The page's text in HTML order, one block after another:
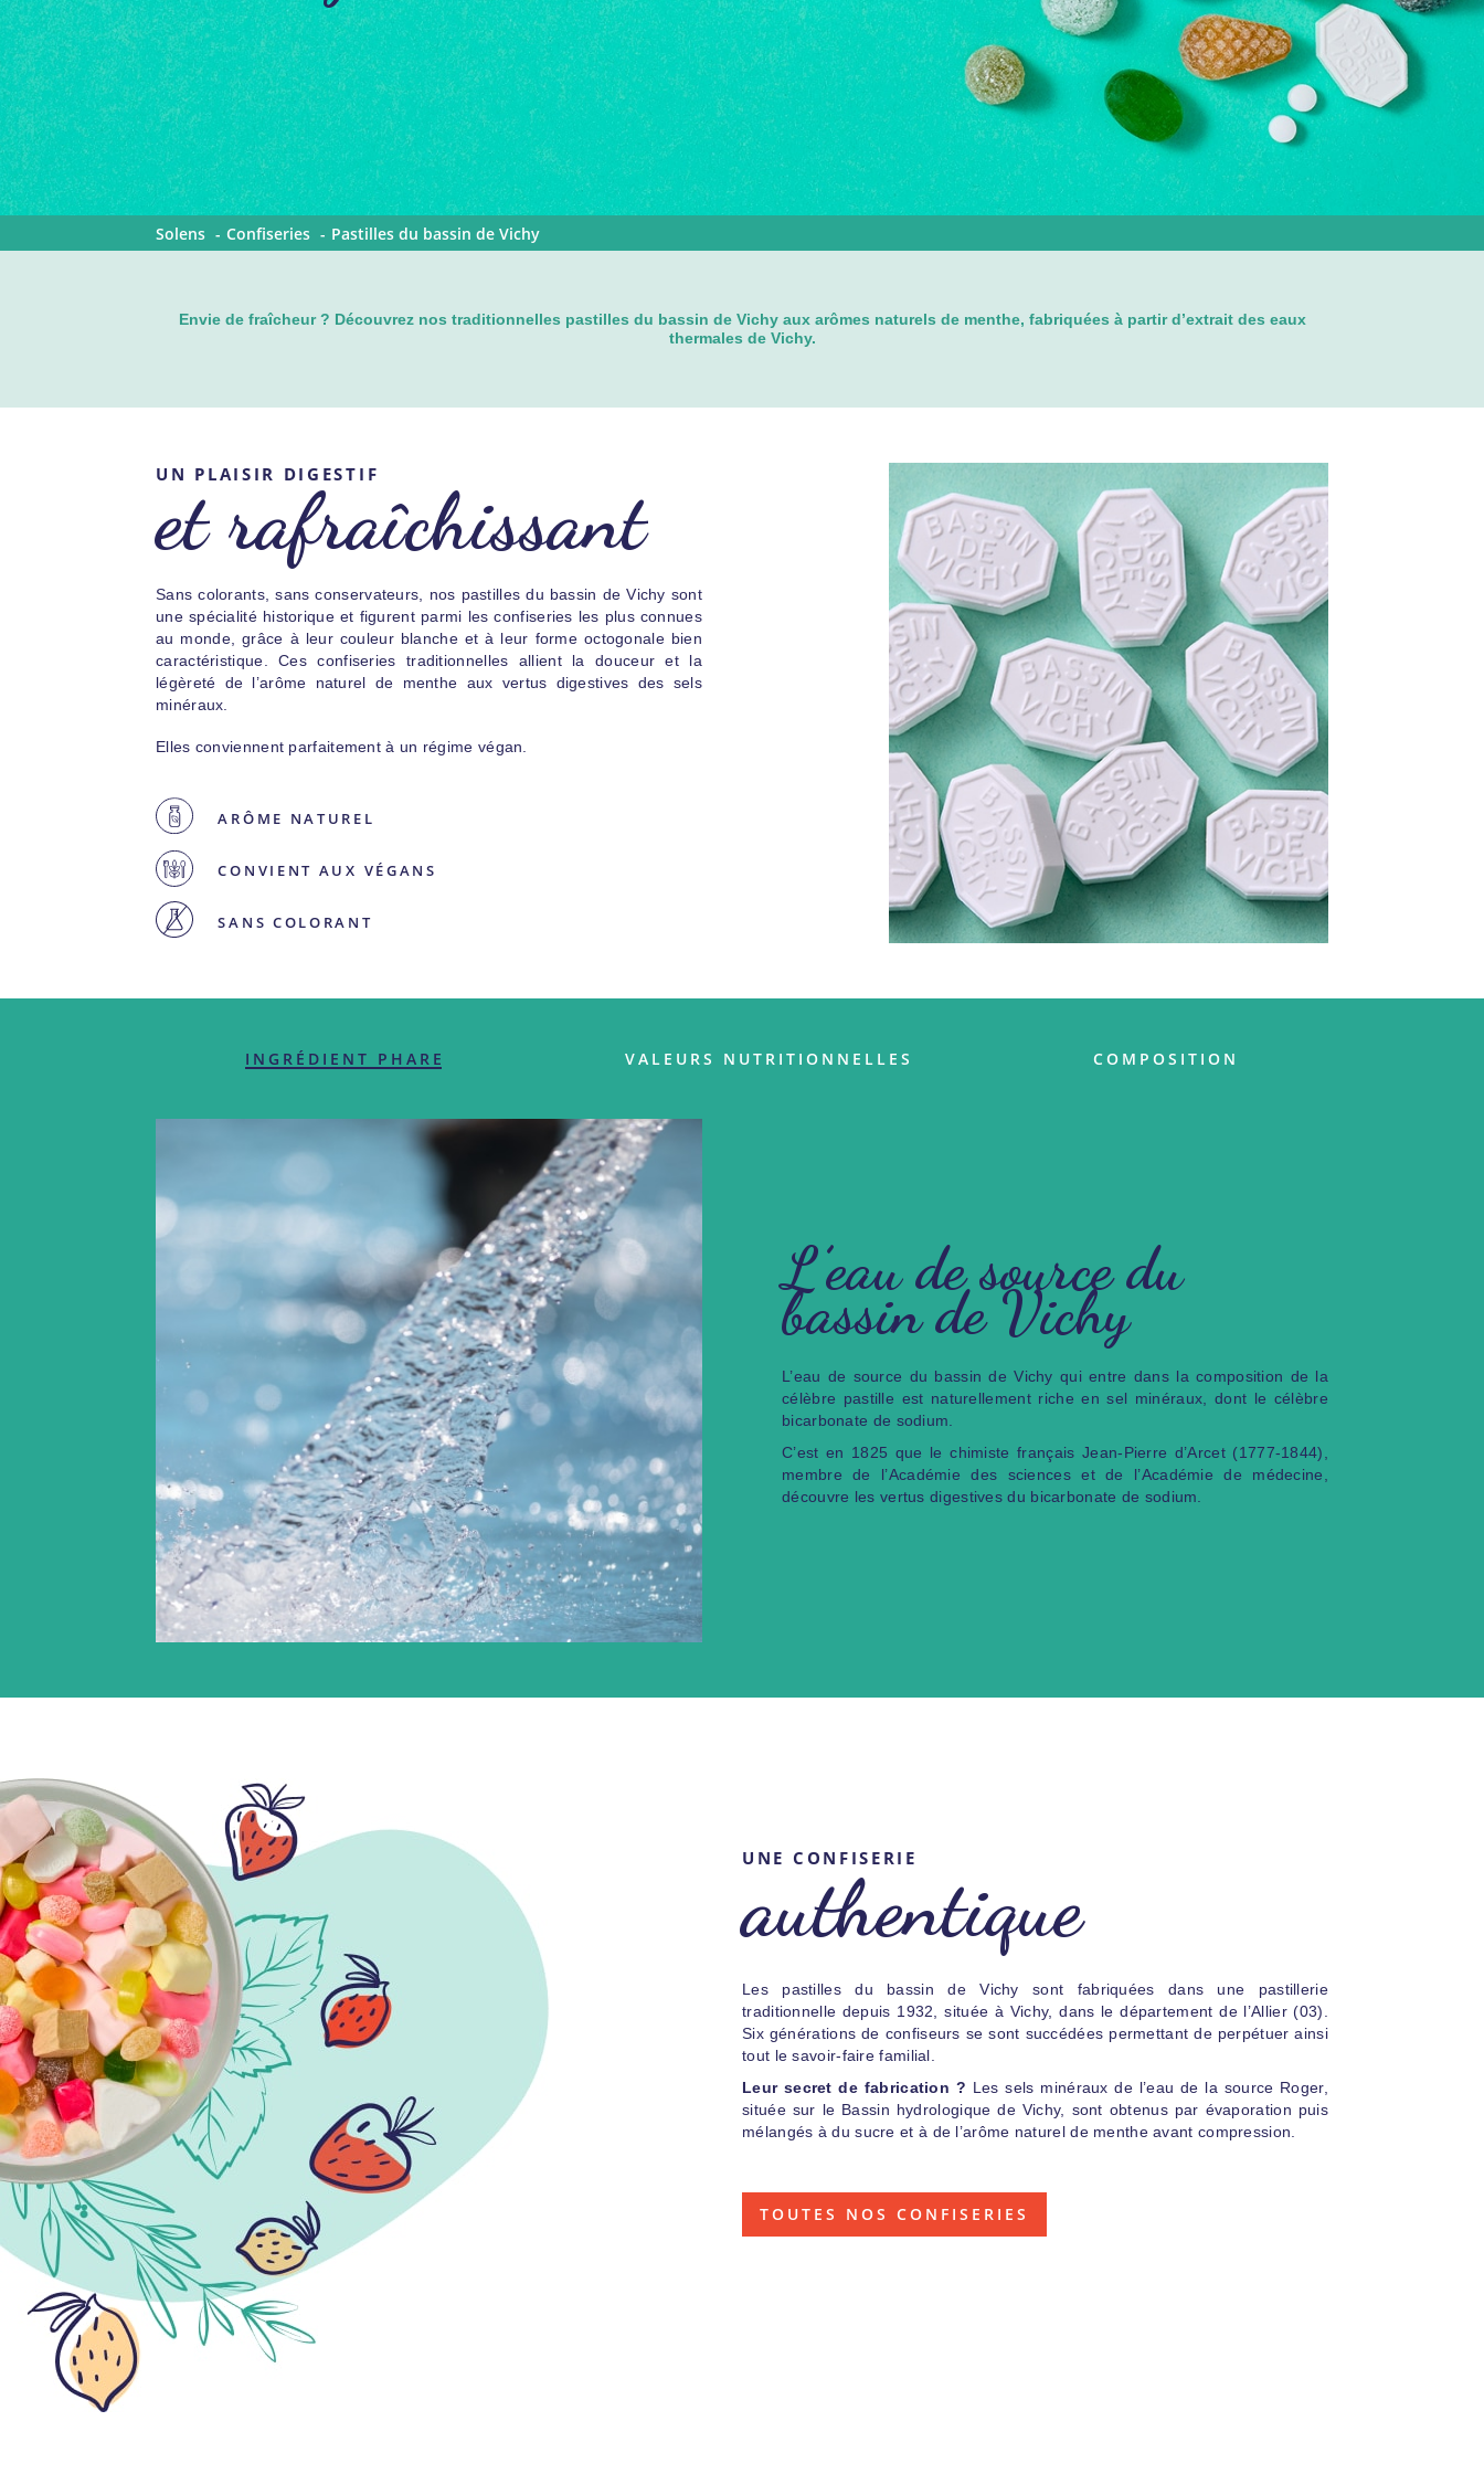
Solens Confiseries Pastilles du bassin de Vichy
Envie de fraîcheur ? Découvrez nos traditionnelles pastilles du bassin de Vichy aux arômes naturels de menthe, fabriquées à partir d’extrait des eaux
thermales de Vichy.
UN PLAISIR DIGESTIF
et rafraîchissant
Sans colorants, sans conservateurs, nos pastilles du bassin de Vichy sont
une spécialité historique et figurent parmi les confiseries les plus connues
au monde, grâce à leur couleur blanche et à leur forme octogonale bien
caractéristique. Ces confiseries traditionnelles allient la douceur et la
légèreté de l’arôme naturel de menthe aux vertus digestives des sels
minéraux.
Elles conviennent parfaitement à un régime végan.
ARÔME NATUREL
CONVIENT AUX VÉGANS
SANS COLORANT
INGRÉDIENT PHARE VALEURS NUTRITIONNELLES COMPOSITION
L’eau de source du
bassin de Vichy
L’eau de source du bassin de Vichy qui entre dans la composition de la
célèbre pastille est naturellement riche en sel minéraux, dont le célèbre
bicarbonate de sodium.
C’est en 1825 que le chimiste français Jean-Pierre d’Arcet (1777-1844),
membre de l’Académie des sciences et de l’Académie de médecine,
découvre les vertus digestives du bicarbonate de sodium.
UNE CONFISERIE
authentique
Les pastilles du bassin de Vichy sont fabriquées dans une pastillerie
traditionnelle depuis 1932, située à Vichy, dans le département de l’Allier (03).
Six générations de confiseurs se sont succédées permettant de perpétuer ainsi
tout le savoir-faire familial.
Leur secret de fabrication ? Les sels minéraux de l’eau de la source Roger,
située sur le Bassin hydrologique de Vichy, sont obtenus par évaporation puis
mélangés à du sucre et à de l’arôme naturel de menthe avant compression.
TOUTES NOS CONFISERIES